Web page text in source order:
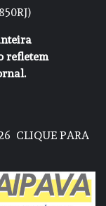
refletem
CLIQUE PARA